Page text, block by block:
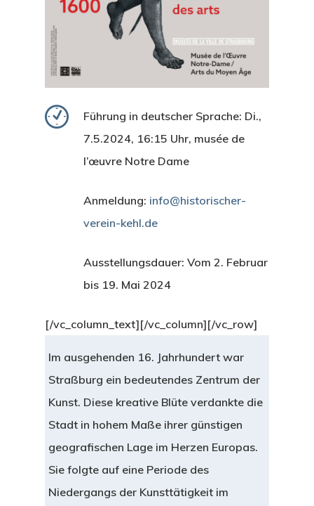
Führung in deutscher Sprache: Di.,
7.5.2024, 16:15 Uhr, musée de
l’œuvre Notre Dame
Anmeldung: info@historischer-
verein-kehl.de
Ausstellungsdauer: Vom 2. Februar
bis 19. Mai 2024
[/vc_column_text][/vc_column][/vc_row]
Im ausgehenden 16. Jahrhundert war
Straßburg ein bedeutendes Zentrum der
Kunst. Diese kreative Blüte verdankte die
Stadt in hohem Maße ihrer günstigen
geografischen Lage im Herzen Europas.
Sie folgte auf eine Periode des
Niedergangs der Kunsttätigkeit im